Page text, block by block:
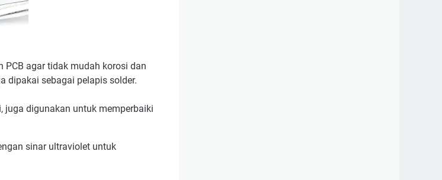
PCB agar tidak mudah korosi dan
dipakai sebagai pelapis solder.
juga digunakan untuk memperbaiki
sinar ultraviolet untuk